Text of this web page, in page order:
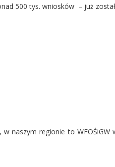
500 tys. wniosków – już
naszym regionie to